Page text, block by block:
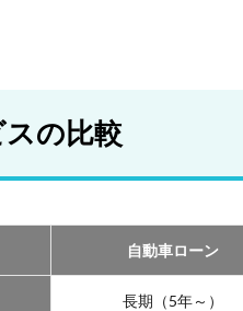
の比較
自動車ローン
長期（5年～）